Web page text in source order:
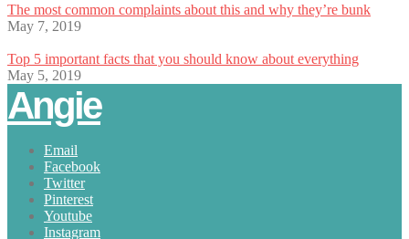
The most common complaints about this and why they’re bunk
May 7, 2019
Top 5 important facts that you should know about everything
May 5, 2019
Angie
Email
Facebook
Twitter
Pinterest
Youtube
Instagram